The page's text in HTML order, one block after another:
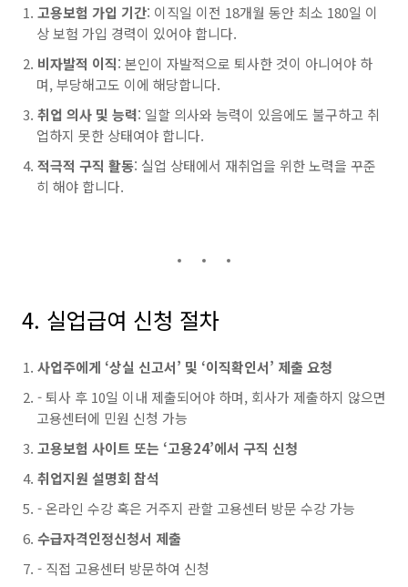
고용보험 가입 기간: 이직일 이전 18개월 동안 최소 180일 이
상 보험 가입 경력이 있어야 합니다.
비자발적 이직: 본인이 자발적으로 퇴사한 것이 아니어야 하
며, 부당해고도 이에 해당합니다.
취업 의사 및 능력: 일할 의사와 능력이 있음에도 불구하고 취
업하지 못한 상태여야 합니다.
적극적 구직 활동: 실업 상태에서 재취업을 위한 노력을 꾸준
히 해야 합니다.
4. 실업급여 신청 절차
사업주에게 ‘상실 신고서’ 및 ‘이직확인서’ 제출 요청
- 퇴사 후 10일 이내 제출되어야 하며, 회사가 제출하지 않으면
고용센터에 민원 신청 가능
고용보험 사이트 또는 ‘고용24’에서 구직 신청
취업지원 설명회 참석
- 온라인 수강 혹은 거주지 관할 고용센터 방문 수강 가능
수급자격인정신청서 제출
- 직접 고용센터 방문하여 신청